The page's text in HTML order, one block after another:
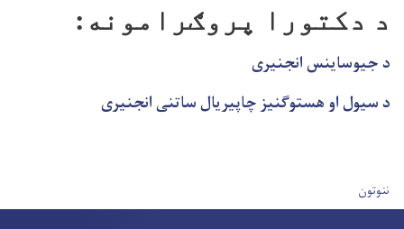
د دکتورا پروګرامونه:
د جیوساینس انجنیری
د سیول او هستوګنیز چاپیریال ساتنی انجنیری
User account menu
ننوتون